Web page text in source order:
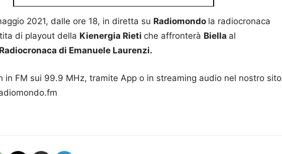
2021, dalle ore 18, in diretta su Radiomondo la radiocronaca
di playout della Kienergia Rieti che affronterà Biella al
Radiocronaca di Emanuele Laurenzi.
in FM sui 99.9 MHz, tramite App o in streaming audio nel nostro sito